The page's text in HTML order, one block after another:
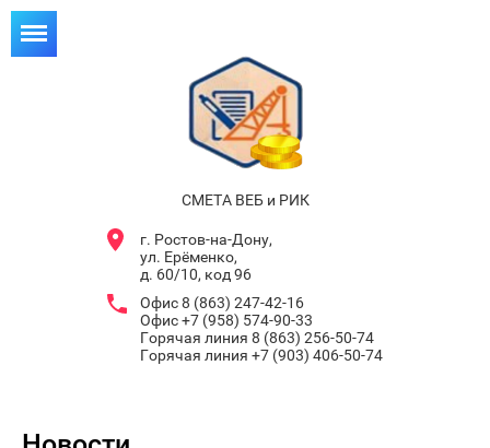
СМЕТА ВЕБ и РИК
г. Ростов-на-Дону,
ул. Ерёменко,
д. 60/10, код 96
Офис 8 (863) 247-42-16
Офис +7 (958) 574-90-33
Горячая линия 8 (863) 256-50-74
Горячая линия +7 (903) 406-50-74